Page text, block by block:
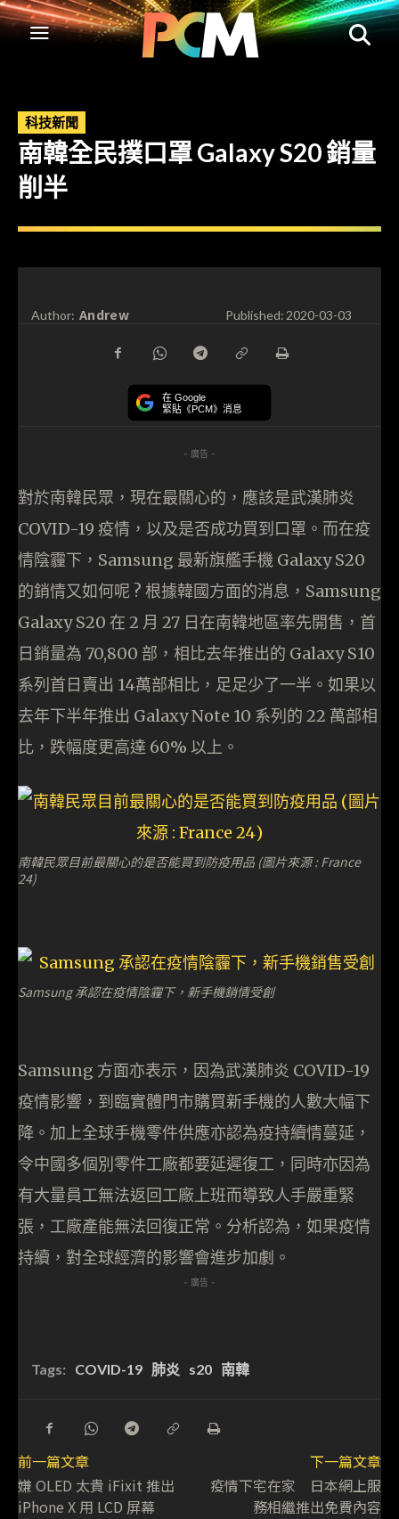
科技新聞
南韓全民撲口罩 Galaxy S20 銷量
削半
Author: Andrew Published:2020-03-03
在 Google
緊貼《PCM》消息
- 廣告 -
對於南韓民眾，現在最關心的，應該是武漢肺炎
COVID-19 疫情，以及是否成功買到口罩。而在疫
情陰霾下，Samsung 最新旗艦手機 Galaxy S20
的銷情又如何呢 ? 根據韓國方面的消息，Samsung
Galaxy S20 在 2 月 27 日在南韓地區率先開售，首
日銷量為 70,800 部，相比去年推出的 Galaxy S10
系列首日賣出 14萬部相比，足足少了一半。如果以
去年下半年推出 Galaxy Note 10 系列的 22 萬部相
比，跌幅度更高達 60% 以上。
南韓民眾目前最關心的是否能買到防疫用品 (圖片來源 : France
24)
Samsung 承認在疫情陰霾下，新手機銷情受創
Samsung 方面亦表示，因為武漢肺炎 COVID-19
疫情影響，到臨實體門市購買新手機的人數大幅下
降。加上全球手機零件供應亦認為疫持續情蔓延，
令中國多個別零件工廠都要延遲復工，同時亦因為
有大量員工無法返回工廠上班而導致人手嚴重緊
張，工廠產能無法回復正常。分析認為，如果疫情
持續，對全球經濟的影響會進步加劇。
- 廣告 -
Tags: COVID-19 肺炎 s20 南韓
前一篇文章
嫌 OLED 太貴 iFixit 推出
iPhone X 用 LCD 屏幕
下一篇文章
疫情下宅在家 日本網上服
務相繼推出免費內容